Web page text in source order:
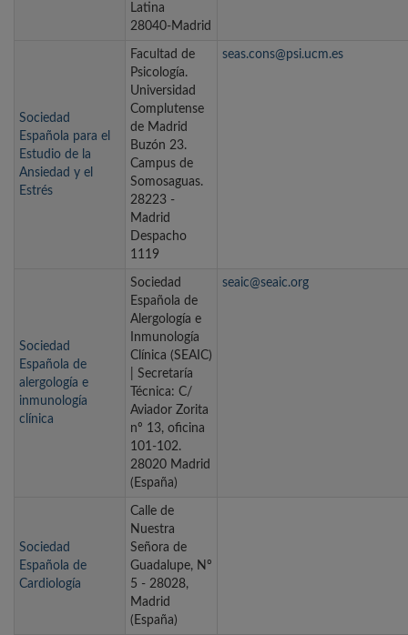
Latina
28040-Madrid
Sociedad
Española para el
Estudio de la
Ansiedad y el
Estrés
Facultad de
Psicología.
Universidad
Complutense
de Madrid
Buzón 23.
Campus de
Somosaguas.
28223 -
Madrid
Despacho
1119
seas.cons@psi.ucm.es
Sociedad
Española de
alergología e
inmunología
clínica
Sociedad
Española de
Alergología e
Inmunología
Clínica (SEAIC)
| Secretaría
Técnica: C/
Aviador Zorita
nº 13, oficina
101-102.
28020 Madrid
(España)
seaic@seaic.org
Sociedad
Española de
Cardiología
Calle de
Nuestra
Señora de
Guadalupe, Nº
5 - 28028,
Madrid
(España)